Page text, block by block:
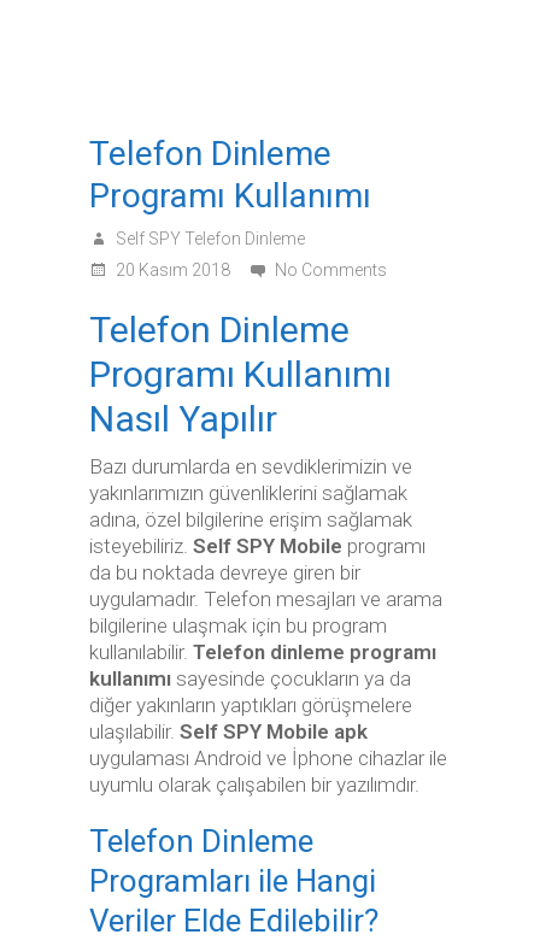
Telefon Dinleme
Programı Kullanımı
Self SPY Telefon Dinleme
20 Kasım 2018
No Comments
Telefon Dinleme
Programı Kullanımı
Nasıl Yapılır
Bazı durumlarda en sevdiklerimizin ve
yakınlarımızın güvenliklerini sağlamak
adına, özel bilgilerine erişim sağlamak
isteyebiliriz. Self SPY Mobile programı
da bu noktada devreye giren bir
uygulamadır. Telefon mesajları ve arama
bilgilerine ulaşmak için bu program
kullanılabilir. Telefon dinleme programı
kullanımı sayesinde çocukların ya da
diğer yakınların yaptıkları görüşmelere
ulaşılabilir. Self SPY Mobile apk
uygulaması Android ve İphone cihazlar ile
uyumlu olarak çalışabilen bir yazılımdır.
Telefon Dinleme
Programları ile Hangi
Veriler Elde Edilebilir?